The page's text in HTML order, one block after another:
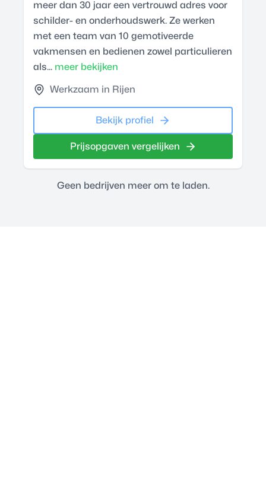
meer dan 30 jaar een vertrouwd adres voor
schilder- en onderhoudswerk. Ze werken
met een team van 10 gemotiveerde
vakmensen en bedienen zowel particulieren
als... meer bekijken
Werkzaam in Rijen
Bekijk profiel
Prijsopgaven vergelijken
Geen bedrijven meer om te laden.